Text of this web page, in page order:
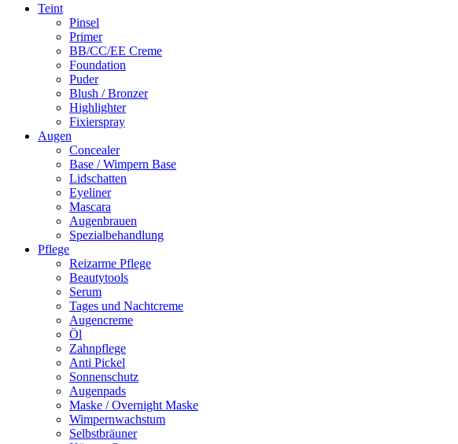
Primäres
Teint
Pinsel
Primer
BB/CC/EE Creme
Foundation
Puder
Blush / Bronzer
Highlighter
Fixierspray
Augen
Concealer
Base / Wimpern Base
Lidschatten
Eyeliner
Mascara
Augenbrauen
Spezialbehandlung
Pflege
Reizarme Pflege
Beautytools
Serum
Tages und Nachtcreme
Augencreme
Öl
Zahnpflege
Anti Pickel
Sonnenschutz
Augenpads
Maske / Overnight Maske
Wimpernwachstum
Selbstbräuner